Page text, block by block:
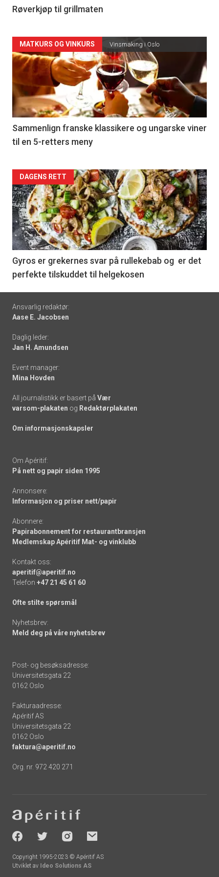
4
Røverkjøp til grillmaten
Forsiden
akkurat
nå
-
5
MATKURS OG VINKURS Vinsmaking i Oslo
Sammenlign franske klassikere og ungarske viner
til en 5-retters meny
Forsiden
akkurat
nå
-
6
DAGENS RETT
Gyros er grekernes svar på rullekebab og er det
perfekte tilskuddet til helgekosen
Footer
-
links
Ansvarlig redaktør:
Aase E. Jacobsen
Daglig leder:
Jan H. Amundsen
Event manager:
Mina Hovden
All journalistikk er basert på Vær
varsom-plakaten og Redaktørplakaten
Om informasjonskapsler
Om Apéritif:
På nett og papir siden 1995
Annonsere:
Informasjon og priser nett/papir
Abonnere:
Papirabonnement for restaurantbransjen
Medlemskap Apéritif Mat- og vinklubb
Kontakt oss:
aperitif@aperitif.no
Telefon +47 21 45 61 60
Ofte stilte spørsmål
Nyhetsbrev:
Meld deg på våre nyhetsbrev
Post- og besøksadresse:
Universitetsgata 22
0162 Oslo
Fakturaadresse:
Apéritif AS
Universitetsgata 22
0162 Oslo
faktura@aperitif.no
Org. nr. 972 420 271
-
socials
Copyright 1995-2023 © Apéritif AS
Utviklet av Ideo Solutions AS